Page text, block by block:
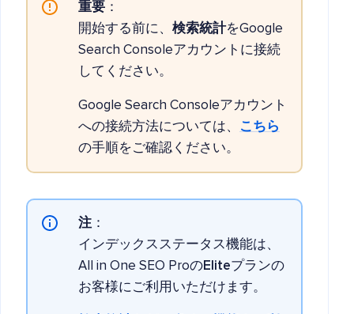
重要 ：
開始する前に、 検索統計をGoogle
Search Consoleアカウントに接続
してください。
Google Search Consoleアカウント
への接続方法については、
こちら
の手順をご確認ください。
注 ：
インデックスステータス機能は、
All in One SEO ProのEliteプランの
お客様にご利用いただけます。